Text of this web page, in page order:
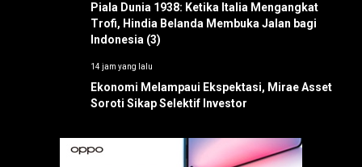
Piala Dunia 1938: Ketika Italia Mengangkat
Trofi, Hindia Belanda Membuka Jalan bagi
Indonesia (3)
14 jam yang lalu
Ekonomi Melampaui Ekspektasi, Mirae Asset
Soroti Sikap Selektif Investor